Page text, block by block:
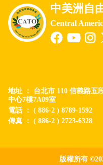
中美洲自
Central
地址 ： 台北市 110 信義路五
中心7樓7A09室
電話 ： ( 886-2 ) 8789-1592
傳真 ： ( 886-2 ) 2723-6328
版權所有